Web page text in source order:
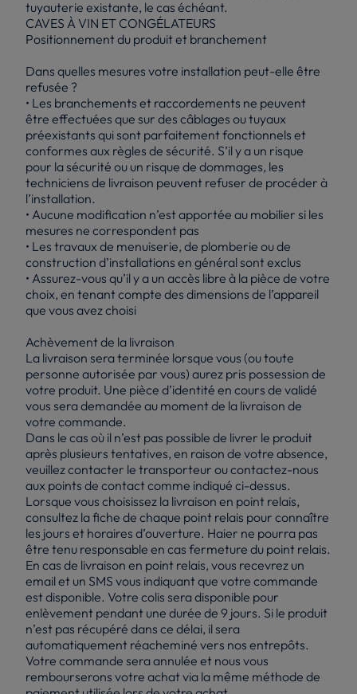
tuyauterie existante, le cas échéant.
CAVES À VIN ET CONGÉLATEURS
Positionnement du produit et branchement
Dans quelles mesures votre installation peut-elle être
refusée ?
• Les branchements et raccordements ne peuvent
être effectuées que sur des câblages ou tuyaux
préexistants qui sont parfaitement fonctionnels et
conformes aux règles de sécurité. S’il y a un risque
pour la sécurité ou un risque de dommages, les
techniciens de livraison peuvent refuser de procéder à
l’installation.
• Aucune modification n’est apportée au mobilier si les
mesures ne correspondent pas
• Les travaux de menuiserie, de plomberie ou de
construction d’installations en général sont exclus
• Assurez-vous qu’il y a un accès libre à la pièce de votre
choix, en tenant compte des dimensions de l’appareil
que vous avez choisi
Achèvement de la livraison
La livraison sera terminée lorsque vous (ou toute
personne autorisée par vous) aurez pris possession de
votre produit. Une pièce d’identité en cours de validé
vous sera demandée au moment de la livraison de
votre commande.
Dans le cas où il n’est pas possible de livrer le produit
après plusieurs tentatives, en raison de votre absence,
veuillez contacter le transporteur ou contactez-nous
aux points de contact comme indiqué ci-dessus.
Lorsque vous choisissez la livraison en point relais,
consultez la fiche de chaque point relais pour connaître
les jours et horaires d’ouverture. Haier ne pourra pas
être tenu responsable en cas fermeture du point relais.
En cas de livraison en point relais, vous recevrez un
email et un SMS vous indiquant que votre commande
est disponible. Votre colis sera disponible pour
enlèvement pendant une durée de 9 jours. Si le produit
n’est pas récupéré dans ce délai, il sera
automatiquement réacheminé vers nos entrepôts.
Votre commande sera annulée et nous vous
rembourserons votre achat via la même méthode de